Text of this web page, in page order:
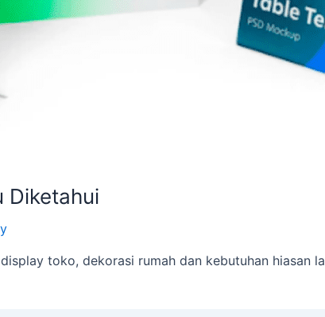
Diketahui
toko, dekorasi rumah dan kebutuhan hiasan